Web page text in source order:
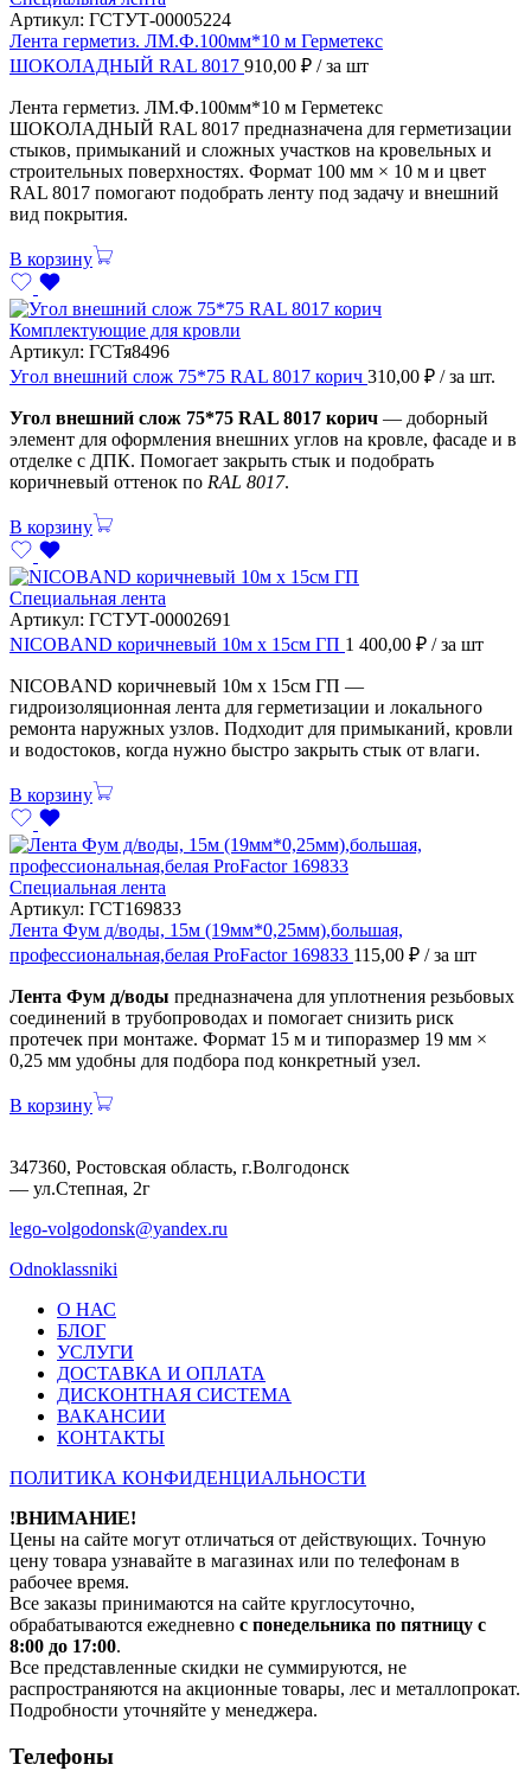
Артикул: ГСТУТ-00005224
Лента герметиз. ЛМ.Ф.100мм*10 м Герметекс
ШОКОЛАДНЫЙ RAL 8017 910,00 ₽ / за шт
Лента герметиз. ЛМ.Ф.100мм*10 м Герметекс
ШОКОЛАДНЫЙ RAL 8017 предназначена для герметизации
стыков, примыканий и сложных участков на кровельных и
строительных поверхностях. Формат 100 мм × 10 м и цвет
RAL 8017 помогают подобрать ленту под задачу и внешний
вид покрытия.
В корзину
Комплектующие для кровли
Артикул: ГСТя8496
Угол внешний слож 75*75 RAL 8017 корич 310,00 ₽ / за шт.
Угол внешний слож 75*75 RAL 8017 корич — доборный
элемент для оформления внешних углов на кровле, фасаде и в
отделке с ДПК. Помогает закрыть стык и подобрать
коричневый оттенок по RAL 8017.
В корзину
Специальная лента
Артикул: ГСТУТ-00002691
NICOBAND коричневый 10м х 15см ГП 1 400,00 ₽ / за шт
NICOBAND коричневый 10м х 15см ГП —
гидроизоляционная лента для герметизации и локального
ремонта наружных узлов. Подходит для примыканий, кровли
и водостоков, когда нужно быстро закрыть стык от влаги.
В корзину
Специальная лента
Артикул: ГСТ169833
Лента Фум д/воды, 15м (19мм*0,25мм),большая,
профессиональная,белая ProFactor 169833 115,00 ₽ / за шт
Лента Фум д/воды предназначена для уплотнения резьбовых
соединений в трубопроводах и помогает снизить риск
протечек при монтаже. Формат 15 м и типоразмер 19 мм ×
0,25 мм удобны для подбора под конкретный узел.
В корзину
347360, Ростовская область, г.Волгодонск
— ул.Степная, 2г
lego-volgodonsk@yandex.ru
Odnoklassniki
О НАС
БЛОГ
УСЛУГИ
ДОСТАВКА И ОПЛАТА
ДИСКОНТНАЯ СИСТЕМА
ВАКАНСИИ
КОНТАКТЫ
ПОЛИТИКА КОНФИДЕНЦИАЛЬНОСТИ
!ВНИМАНИЕ!
Цены на сайте могут отличаться от действующих. Точную
цену товара узнавайте в магазинах или по телефонам в
рабочее время.
Все заказы принимаются на сайте круглосуточно,
обрабатываются ежедневно с понедельника по пятницу с
8:00 до 17:00.
Все представленные скидки не суммируются, не
распространяются на акционные товары, лес и металлопрокат.
Подробности уточняйте у менеджера.
Телефоны